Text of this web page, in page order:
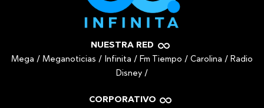
NUESTRA RED
Mega / Meganoticias / Infinita / Fm Tiempo / Carolina / Radio
Disney /
CORPORATIVO